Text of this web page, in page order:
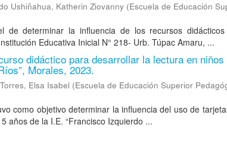
Ushiñahua, Katherin Ziovanny (Escuela de Educación
de determinar la influencia de los recursos
Educativa Inicial N° 218- Urb. Túpac Amaru, ...
didáctico para desarrollar la lectura en
Morales, 2023.
Elsa Isabel (Escuela de Educación Superior
como objetivo determinar la influencia del uso de
años de la I.E. “Francisco Izquierdo ...